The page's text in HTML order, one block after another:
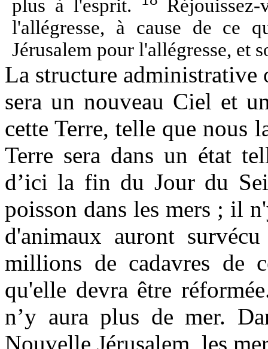
plus à l'esprit.
l'allégresse, à cause de ce
Jérusalem pour l'allégresse, et
La structure administrative
sera un nouveau Ciel et
cette Terre, telle que nous
Terre sera dans un état
d’ici la fin du Jour du
poisson dans les mers ; il
d'animaux auront
millions de cadavres de
qu'elle devra être
n’y aura plus de mer.
Nouvelle Jérusalem, les